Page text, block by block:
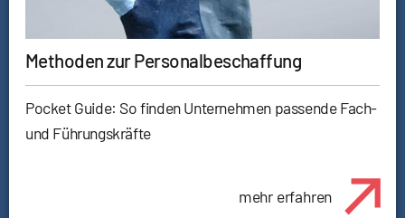
Methoden zur Personalbeschaffung
Pocket Guide: So finden Unternehmen passende Fach-
und Führungskräfte
mehr erfahren